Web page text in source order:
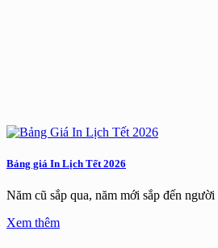
Bảng giá In Lịch Tết 2026
Năm cũ sắp qua, năm mới sắp đến
Xem thêm